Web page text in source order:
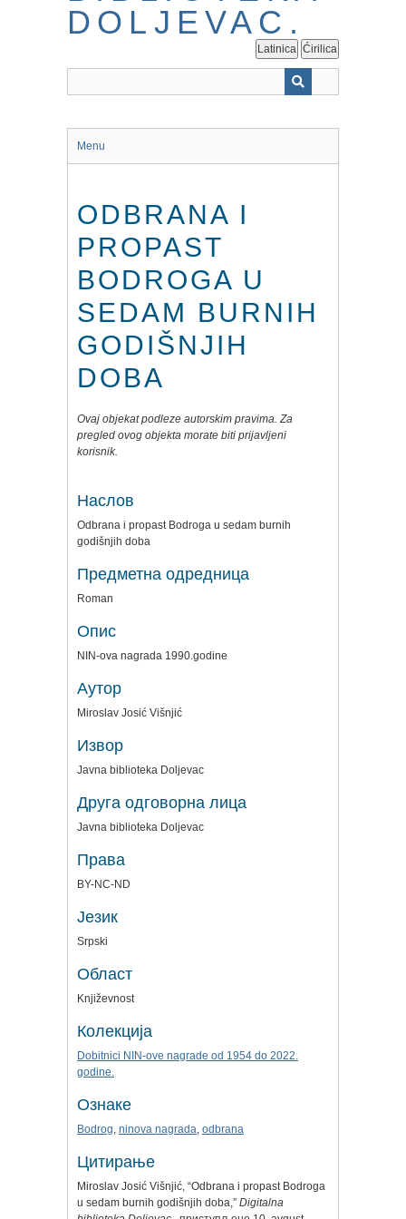
Latinica Ćirilica
Menu
ODBRANA I
PROPAST
BODROGA U
SEDAM BURNIH
GODIŠNJIH
DOBA
Ovaj objekat podleze autorskim pravima. Za
pregled ovog objekta morate biti prijavljeni
korisnik.
Наслов
Odbrana i propast Bodroga u sedam burnih
godišnjih doba
Предметна одредница
Roman
Опис
NIN-ova nagrada 1990.godine
Аутор
Miroslav Josić Višnjić
Извор
Javna biblioteka Doljevac
Друга одговорна лица
Javna biblioteka Doljevac
Права
BY-NC-ND
Језик
Srpski
Област
Književnost
Колекција
Dobitnici NIN-ove nagrade od 1954 do 2022.
godine.
Ознаке
Bodrog, ninova nagrada, odbrana
Цитирање
Miroslav Josić Višnjić, “Odbrana i propast Bodroga
u sedam burnih godišnjih doba,” Digitalna